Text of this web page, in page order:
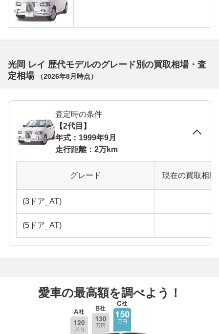
光岡 レイ 歴代モデルのグレード別の買取相場・査
定相場
（2026年8月 時点）
査定時の条件
【2代目】
年式：1999年9月
走行距離：2万km
グレード 現在の買取相
(3ドア_AT)
(5ドア_AT)
愛車の最高額を調べよう！